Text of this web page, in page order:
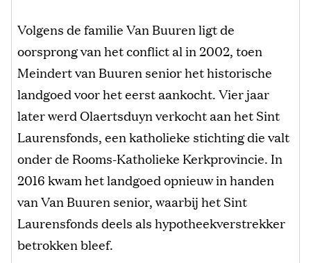
Volgens de familie Van Buuren ligt de
oorsprong van het conflict al in 2002, toen
Meindert van Buuren senior het historische
landgoed voor het eerst aankocht. Vier jaar
later werd Olaertsduyn verkocht aan het Sint
Laurensfonds, een katholieke stichting die valt
onder de Rooms-Katholieke Kerkprovincie. In
2016 kwam het landgoed opnieuw in handen
van Van Buuren senior, waarbij het Sint
Laurensfonds deels als hypotheekverstrekker
betrokken bleef.